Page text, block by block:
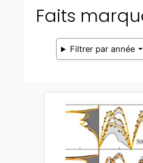
Faits
Filtrer par année